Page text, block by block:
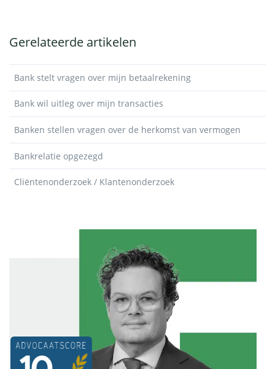
Gerelateerde artikelen
Bank stelt vragen over mijn betaalrekening
Bank wil uitleg over mijn transacties
Banken stellen vragen over de herkomst van vermogen
Bankrelatie opgezegd
Cliëntenonderzoek / Klantenonderzoek